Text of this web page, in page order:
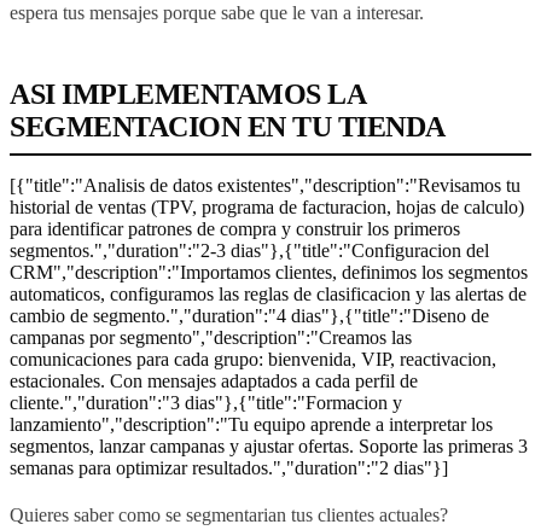
espera tus mensajes porque sabe que le van a interesar.
ASI IMPLEMENTAMOS LA
SEGMENTACION EN TU TIENDA
[{"title":"Analisis de datos existentes","description":"Revisamos tu
historial de ventas (TPV, programa de facturacion, hojas de calculo)
para identificar patrones de compra y construir los primeros
segmentos.","duration":"2-3 dias"},{"title":"Configuracion del
CRM","description":"Importamos clientes, definimos los segmentos
automaticos, configuramos las reglas de clasificacion y las alertas de
cambio de segmento.","duration":"4 dias"},{"title":"Diseno de
campanas por segmento","description":"Creamos las
comunicaciones para cada grupo: bienvenida, VIP, reactivacion,
estacionales. Con mensajes adaptados a cada perfil de
cliente.","duration":"3 dias"},{"title":"Formacion y
lanzamiento","description":"Tu equipo aprende a interpretar los
segmentos, lanzar campanas y ajustar ofertas. Soporte las primeras 3
semanas para optimizar resultados.","duration":"2 dias"}]
Quieres saber como se segmentarian tus clientes actuales?